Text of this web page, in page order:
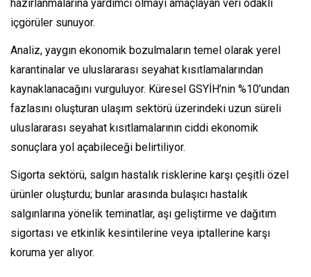
hazırlanmalarına yardımcı olmayı amaçlayan veri odaklı
içgörüler sunuyor.
Analiz, yaygın ekonomik bozulmaların temel olarak yerel
karantinalar ve uluslararası seyahat kısıtlamalarından
kaynaklanacağını vurguluyor. Küresel GSYİH’nin %10’undan
fazlasını oluşturan ulaşım sektörü üzerindeki uzun süreli
uluslararası seyahat kısıtlamalarının ciddi ekonomik
sonuçlara yol açabileceği belirtiliyor.
Sigorta sektörü, salgın hastalık risklerine karşı çeşitli özel
ürünler oluşturdu; bunlar arasında bulaşıcı hastalık
salgınlarına yönelik teminatlar, aşı geliştirme ve dağıtım
sigortası ve etkinlik kesintilerine veya iptallerine karşı
koruma yer alıyor.